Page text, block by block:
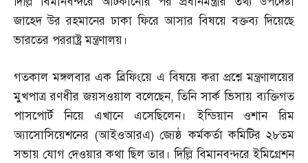
জাহেদ উর রহমানের ঢাকা ফিরে আসার বিষয়ে বক্তব্য দিয়েছে
ভারতের পররাষ্ট্র মন্ত্রণালয়।
গতকাল মঙ্গলবার এক ব্রিফিংয়ে এ বিষয়ে করা প্রশ্নে মন্ত্রণালয়ের
মুখপাত্র রণধীর জয়সওয়াল বলেছেন,তিনি সার্ক ভিসায় ব্যক্তিগত
পাসপোর্ট নিয়ে এখানে এসেছিলেন। ইন্ডিয়ান ওশান রিম
অ্যাসোসিয়েশনের (আইওআরএ)জ্যেষ্ঠ কর্মকর্তা কমিটির ২৮তম
সভায় যোগ দেওয়ার কথা ছিল তার। দিল্লি বিমানবন্দরে ইমিগ্রেশন